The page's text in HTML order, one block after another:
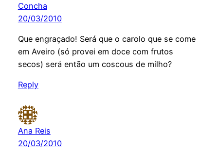
Concha
20/03/2010
Que engraçado! Será que o carolo que se come
em Aveiro (só provei em doce com frutos
secos) será então um coscous de milho?
Reply
Ana Reis
20/03/2010